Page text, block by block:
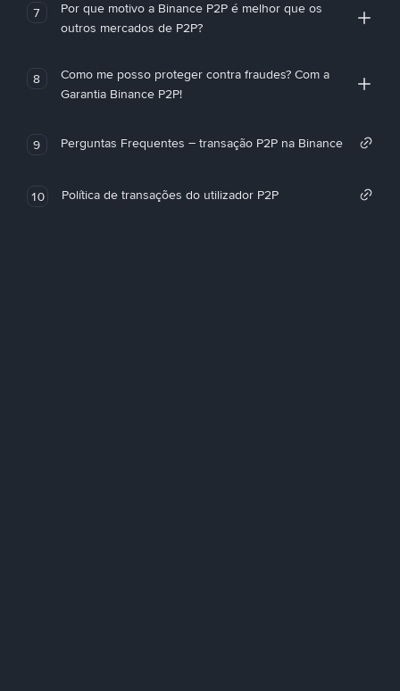
7
Por que motivo a Binance P2P é melhor que os
outros mercados de P2P?
8
Como me posso proteger contra fraudes? Com a
Garantia Binance P2P!
9 Perguntas Frequentes – transação P2P na Binance
10 Política de transações do utilizador P2P